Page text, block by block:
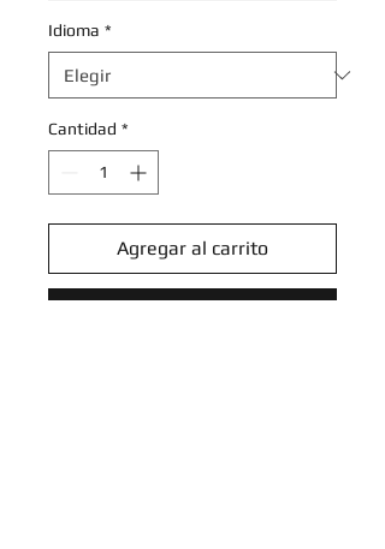
Idioma *
Cantidad *
Agregar al carrito